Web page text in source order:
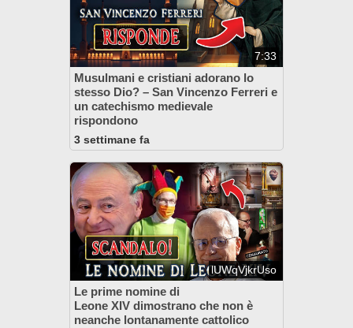
7:33
Musulmani e cristiani adorano lo
stesso Dio? – San Vincenzo Ferreri e
un catechismo medievale
rispondono
3 settimane fa
lUWqVjkrUso
Le prime nomine di
Leone XIV dimostrano che non è
neanche lontanamente cattolico